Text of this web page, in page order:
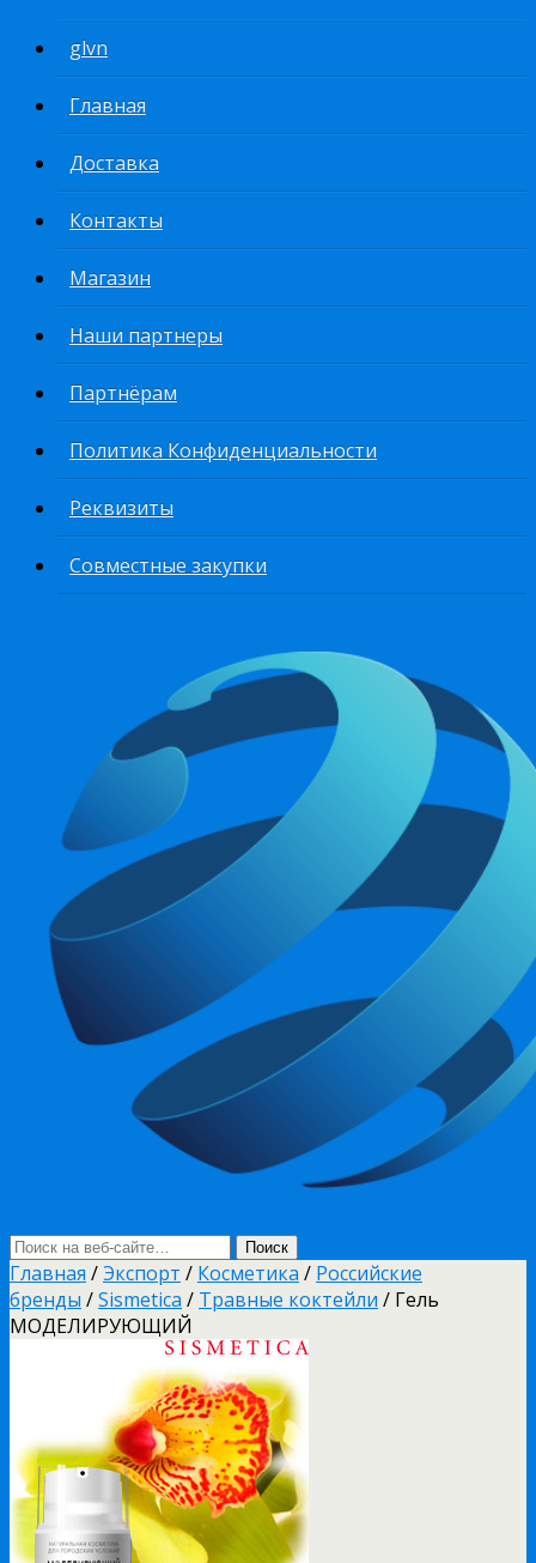
glvn
Главная
Доставка
Контакты
Магазин
Наши партнеры
Партнёрам
Политика Конфиденциальности
Реквизиты
Совместные закупки
Главная /Экспорт / Косметика / Российские
бренды /Sismetica / Травные коктейли / Гель
МОДЕЛИРУЮЩИЙ